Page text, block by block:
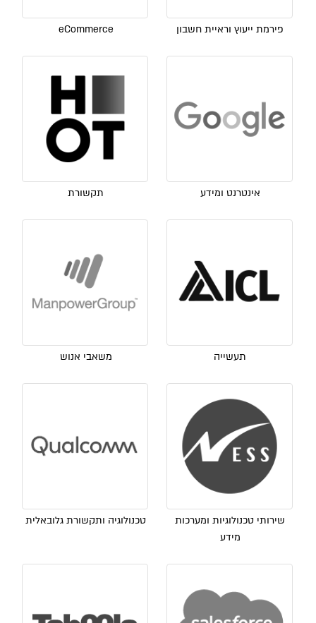
פירמת ייעוץ וראיית חשבון eCommerce
אינטרנט ומידע תקשורת
תעשייה משאבי אנוש
שירותי טכנולוגיות ומערכות
מידע
טכנולוגיה ותקשורת גלובאלית